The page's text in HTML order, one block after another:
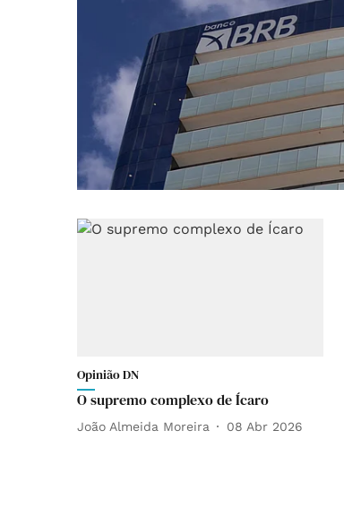
Opinião DN
O supremo complexo de Ícaro
João Almeida Moreira 08 Abr 2026